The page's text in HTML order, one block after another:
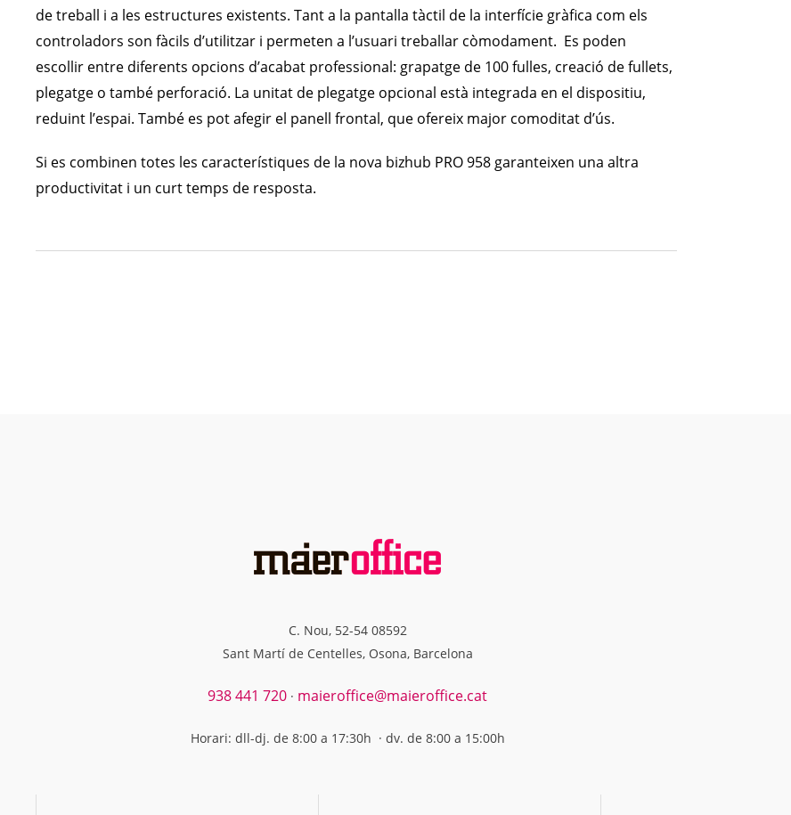
de treball i a les estructures existents. Tant a la pantalla tàctil de la interfície gràfica com els
controladors son fàcils d’utilitzar i permeten a l’usuari treballar còmodament. Es poden
escollir entre diferents opcions d’acabat professional: grapatge de 100 fulles, creació de fullets,
plegatge o també perforació. La unitat de plegatge opcional està integrada en el dispositiu,
reduint l’espai. També es pot afegir el panell frontal, que ofereix major comoditat d’ús.
Si es combinen totes les característiques de la nova bizhub PRO 958 garanteixen una altra
productivitat i un curt temps de resposta.
C. Nou, 52-54 08592
Sant Martí de Centelles, Osona, Barcelona
938 441 720 · maieroffice@maieroffice.cat
Horari: dll-dj. de 8:00 a 17:30h · dv. de 8:00 a 15:00h